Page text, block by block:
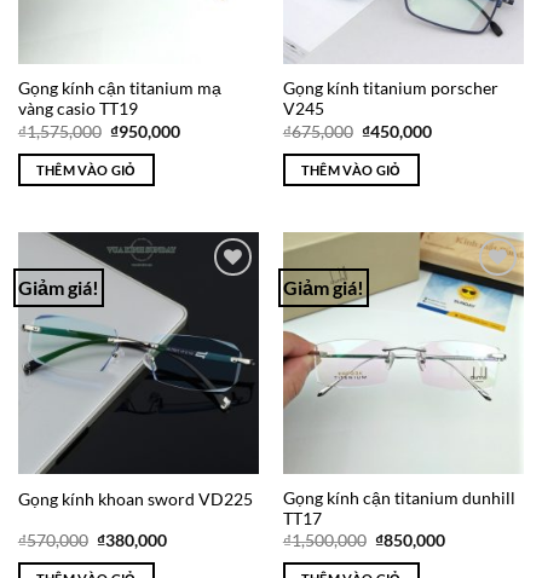
Gọng kính cận titanium mạ
vàng casio TT19
₫1,575,000 Giá
là:
₫1,575,000.
₫950,000Giá
THÊM VÀO GIỎ
Gọng kính titanium porscher
V245
₫675,000 Giá
là:
₫675,000.
₫450,000Giá
THÊM VÀO GIỎ
Giảm giá!
Gọng kính khoan sword VD225
₫570,000 Giá
là:
₫380,000Giá
Giảm giá!
Add to
Wishlist
Gọng kính cận titanium dunhill
TT17
₫1,500,000 Giá
là:
₫850,000Giá